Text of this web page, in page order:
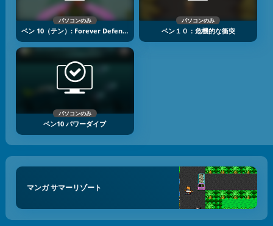
パソコンのみ
ベン 10（テン）: Forever Defense
パソコンのみ
ベン１０：危機的な衝突
パソコンのみ
ベン10 パワーダイブ
マンガ サマーリゾート